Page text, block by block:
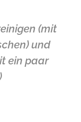
(mit
und
ein paar